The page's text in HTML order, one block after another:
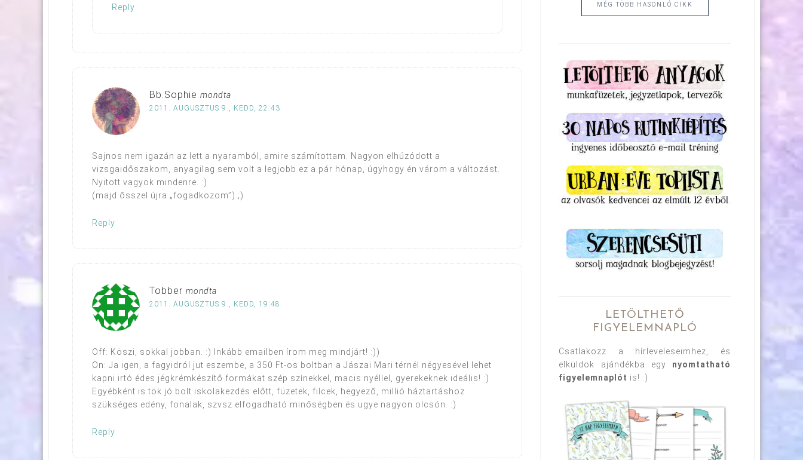
Reply
Bb.Sophie mondta
2011. AUGUSZTUS 9., KEDD, 22:43
Sajnos nem igazán az lett a nyaramból, amire számítottam. Nagyon elhúzódott a
vizsgaidőszakom, anyagilag sem volt a legjobb ez a pár hónap, úgyhogy én várom a változást.
Nyitott vagyok mindenre. :)
(majd ősszel újra „fogadkozom”) ;)
Reply
Tobber mondta
2011. AUGUSZTUS 9., KEDD, 19:48
Off: Köszi, sokkal jobban. :) Inkább emailben írom meg mindjárt! :))
On: Ja igen, a fagyidról jut eszembe, a 350 Ft-os boltban a Jászai Mari térnél négyesével lehet
kapni irtó édes jégkrémkészítő formákat szép színekkel, macis nyéllel, gyerekeknek ideális! :)
Egyébként is tök jó bolt iskolakezdés előtt, füzetek, filcek, hegyező, millió háztartáshoz
szükséges edény, fonalak, szvsz elfogadható minőségben és ugye nagyon olcsón. :)
Reply
MÉG TÖBB HASONLÓ CIKK
LETÖLTHETŐ
FIGYELEMNAPLÓ
Csatlakozz a hírleveleseimhez, és
elküldök ajándékba egy nyomtatható
figyelemnaplót is! :)